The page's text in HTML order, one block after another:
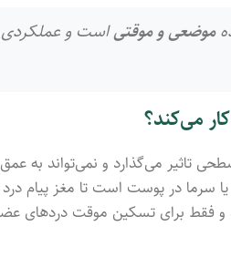
موضعی و موقتیاست و
می‌کند؟
می‌گذارد و نمی‌تواند به
یا سرما در پوست است تا مغز پیام
و فقط برای تسکین موقت دردهای